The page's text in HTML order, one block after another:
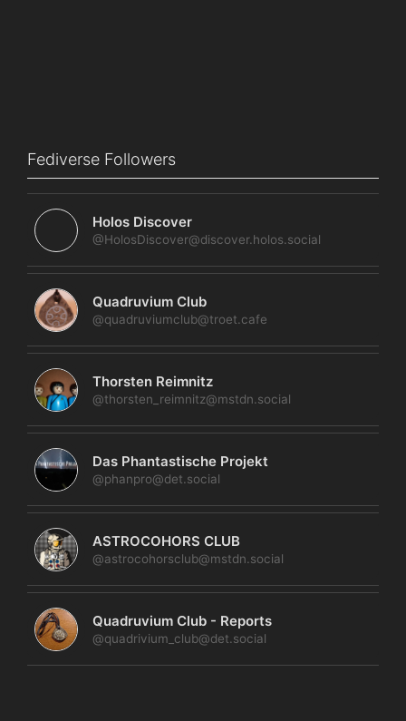
Fediverse Followers
Holos Discover
@HolosDiscover@discover.holos.social
Quadruvium Club
@quadruviumclub@troet.cafe
Thorsten Reimnitz
@thorsten_reimnitz@mstdn.social
Das Phantastische Projekt
@phanpro@det.social
ASTROCOHORS CLUB
@astrocohorsclub@mstdn.social
Quadruvium Club - Reports
@quadrivium_club@det.social